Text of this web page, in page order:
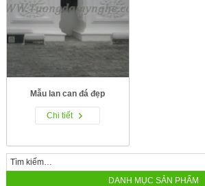
Mẫu lan can đá đẹp
Chi tiết
DANH MỤC SẢN PHẨM